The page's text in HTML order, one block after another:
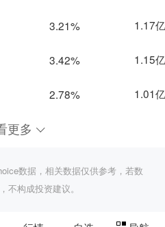
3.21% 1.17亿
3.42% 1.15亿
2.78% 1.01亿
更多
数据，相关数据仅供参考，若数
不构成投资建议。